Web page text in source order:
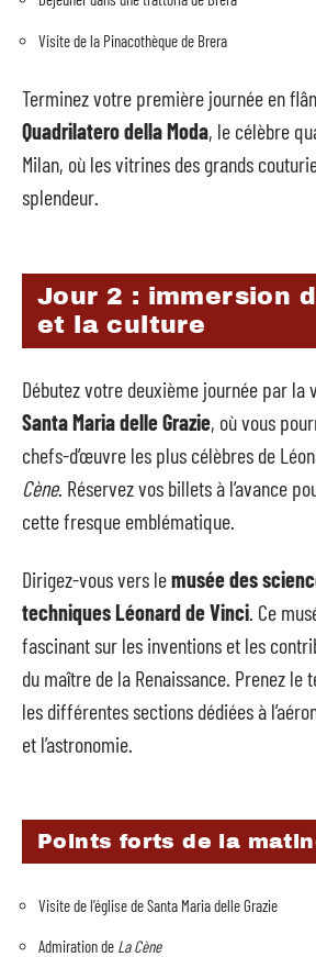
Visite de la Pinacothèque de Brera
Terminez votre première journée en
Quadrilatero della Moda, le célèbre
Milan, où les vitrines des grands
splendeur.
Jour 2 : immersion
et la culture
Débutez votre deuxième journée par la
Santa Maria delle Grazie, où vous
chefs-d’œuvre les plus célèbres de
Cène. Réservez vos billets à l’avance
cette fresque emblématique.
Dirigez-vous vers lemusée des
techniques Léonard de Vinci . Ce
fascinant sur les inventions et les
du maître de la Renaissance. Prenez le
les différentes sections dédiées à
et l’astronomie.
Points forts de la
Visite de l’église de Santa Maria delle Grazie
Admiration de La Cène